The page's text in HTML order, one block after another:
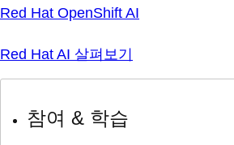
Red Hat OpenShift AI
Red Hat AI 살펴보기
참여 & 학습